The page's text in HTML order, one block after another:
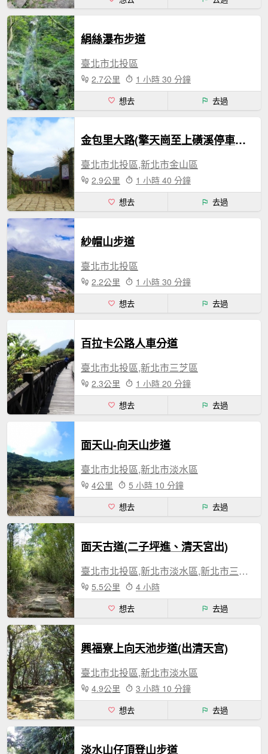
絹絲瀑布步道
臺北市北投區
2.7公里 1 小時 30 分鐘
想去 去過
金包里大路(擎天崗至上磺溪停車場段)
臺北市北投區,新北市金山區
2.9公里 1 小時 40 分鐘
想去 去過
紗帽山步道
臺北市北投區
2.2公里 1 小時 30 分鐘
想去 去過
百拉卡公路人車分道
臺北市北投區,新北市三芝區
2.3公里 1 小時 20 分鐘
想去 去過
面天山-向天山步道
臺北市北投區,新北市淡水區
4公里 5 小時 10 分鐘
想去 去過
面天古道(二子坪進、清天宮出)
臺北市北投區,新北市淡水區,新北市三芝區
5.5公里 4 小時
想去 去過
興福寮上向天池步道(出清天宫)
臺北市北投區,新北市淡水區
4.9公里 3 小時 10 分鐘
想去 去過
淡水山仔頂登山步道